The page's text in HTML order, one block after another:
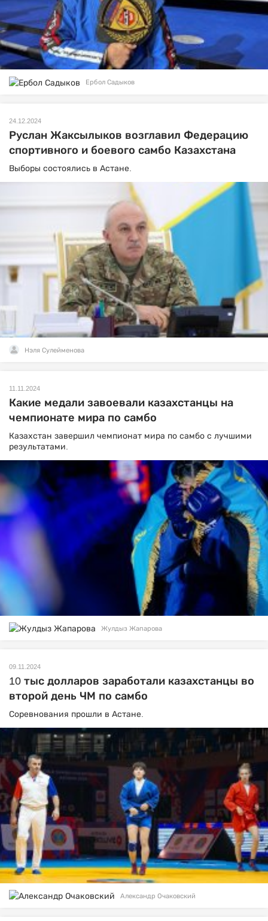
Ербол Садыков
24.12.2024
Руслан Жаксылыков возглавил Федерацию
спортивного и боевого самбо Казахстана
Выборы состоялись в Астане.
Нэля Сулейменова
11.11.2024
Какие медали завоевали казахстанцы на
чемпионате мира по самбо
Казахстан завершил чемпионат мира по самбо с лучшими
результатами.
Жулдыз Жапарова
09.11.2024
10 тыс долларов заработали казахстанцы во
второй день ЧМ по самбо
Соревнования прошли в Астане.
Александр Очаковский